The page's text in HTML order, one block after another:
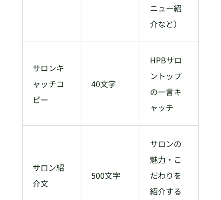
ニュー紹
介など）
サロンキ
ャッチコ
ピー
40文字
HPBサロ
ントップ
の一言キ
ャッチ
サロン紹
介文
500文字
サロンの
魅力・こ
だわりを
紹介する